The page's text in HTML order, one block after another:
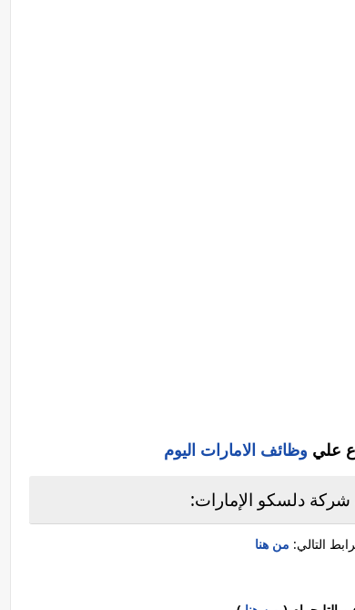
علي وظائف الامارات اليوم
دلسكو الإمارات:
التالي: من هنا